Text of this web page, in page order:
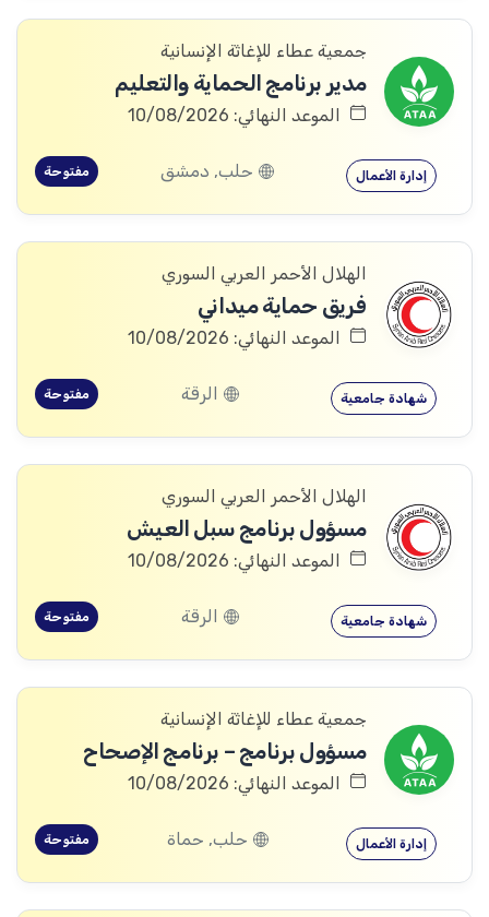
جمعية عطاء للإغاثة الإنسانية
مدير برنامج الحماية والتعليم
الموعد النهائي: 10/08/2026
إدارة الأعمال حلب, دمشق مفتوحة
الهلال الأحمر العربي السوري
فريق حماية ميداني
الموعد النهائي: 10/08/2026
شهادة جامعية الرقة مفتوحة
الهلال الأحمر العربي السوري
مسؤول برنامج سبل العيش
الموعد النهائي: 10/08/2026
شهادة جامعية الرقة مفتوحة
جمعية عطاء للإغاثة الإنسانية
مسؤول برنامج – برنامج الإصحاح
الموعد النهائي: 10/08/2026
إدارة الأعمال حلب, حماة مفتوحة